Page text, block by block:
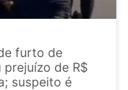
furto de
de R$
suspeito é